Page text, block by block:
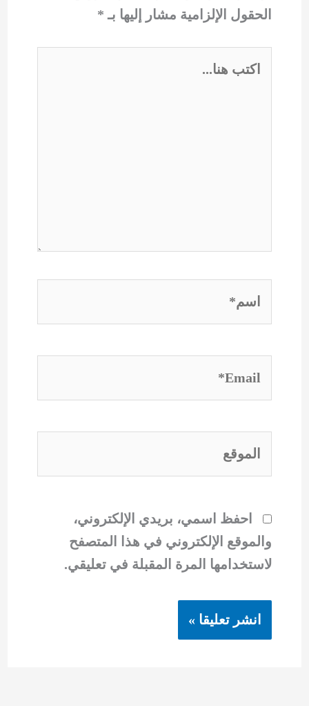
الحقول الإلزامية مشار إليها بـ *
احفظ اسمي، بريدي الإلكتروني،
والموقع الإلكتروني في هذا المتصفح
لاستخدامها المرة المقبلة في تعليقي.